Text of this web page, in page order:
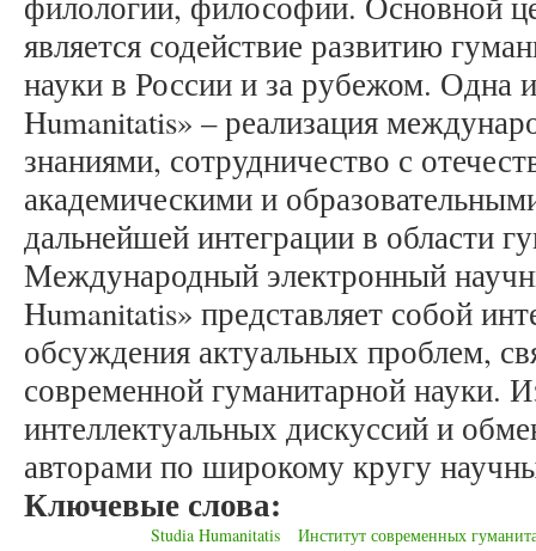
является содействие развитию
науки в России и за рубежом. Одна
Humanitatis» – реализация
знаниями, сотрудничество с
академическими и
дальнейшей интеграции в области
Международный электронный
Humanitatis» представляет собой
обсуждения актуальных проблем,
современной гуманитарной науки.
интеллектуальных дискуссий и
авторами по широкому кругу
Ключевые слова:
Studia Humanitatis
Институт современных